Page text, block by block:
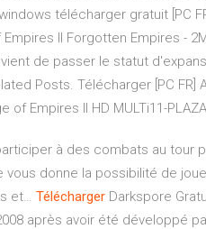
télécharger gratuit [PC
II Forgotten Empires -
de passer le statut
Posts. Télécharger [PC
of Empires II HD MULTi11-
à des combats au tour
vous donne la possibilité de
et… Télécharger Darkspore
après avoir été développé